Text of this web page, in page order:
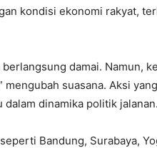
kondisi ekonomi rakyat,
damai. Namun,
mengubah suasana. Aksi
dinamika politik jalanan.
Bandung, Surabaya,